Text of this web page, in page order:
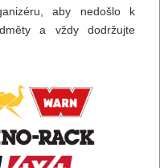
aby nedošlo k
a vždy dodržujte